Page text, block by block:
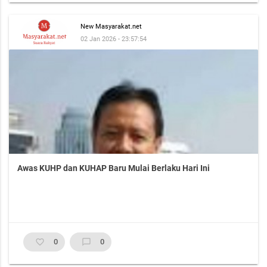
New Masyarakat.net
02 Jan 2026 - 23:57:54
Awas KUHP dan KUHAP Baru Mulai Berlaku Hari Ini
favorite_border 0 chat_bubble_outline 0